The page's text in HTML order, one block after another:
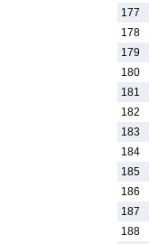
177
178
179
180
181
182
183
184
185
186
187
188